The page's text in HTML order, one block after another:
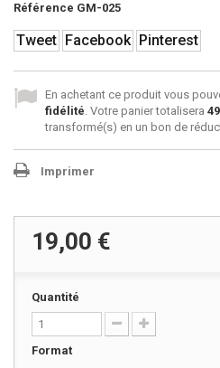
Référence GM-025
Tweet Facebook Pinterest
En achetant ce produit vous
fidélité. Votre panier totalisera 49
transformé(s) en un bon de
Imprimer
19,00 €
Quantité
Format